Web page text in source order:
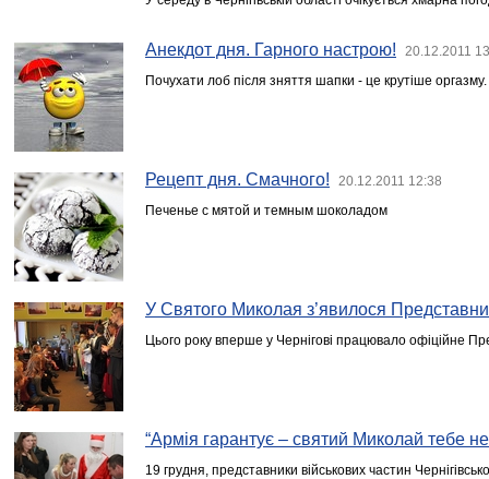
Анекдот дня. Гарного настрою! 20.12.2011
Почухати лоб після зняття шапки - це крутіше оргазму.
Рецепт дня. Смачного! 20.12.2011 12:38
Печенье с мятой и темным шоколадом
У Святого Миколая з’явилося
Цього року вперше у Чернігові працювало офіційне
“Армія гарантує – святий Миколай тебе не
19 грудня, представники військових частин